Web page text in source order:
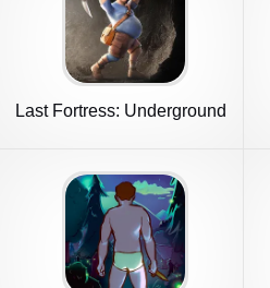
Last Fortress: Underground